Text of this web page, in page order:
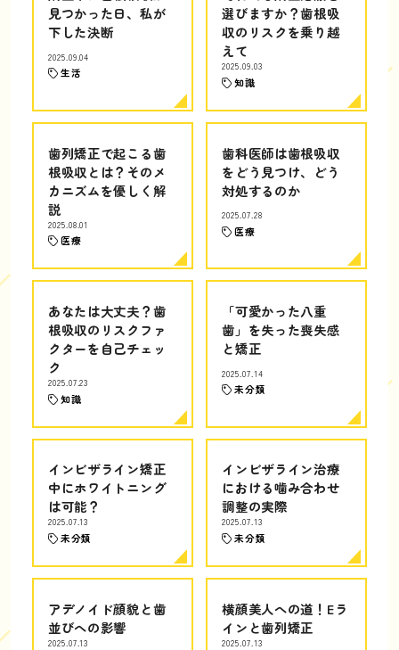
見つかった日、私が
下した決断
2025.09.04
生活
選びますか？歯根吸
収のリスクを乗り越
えて
2025.09.03
知識
歯列矯正で起こる歯
根吸収とは？そのメ
カニズムを優しく解
説
2025.08.01
医療
歯科医師は歯根吸収
をどう見つけ、どう
対処するのか
2025.07.28
医療
あなたは大丈夫？歯
根吸収のリスクファ
クターを自己チェッ
ク
2025.07.23
知識
「可愛かった八重
歯」を失った喪失感
と矯正
2025.07.14
未分類
インビザライン矯正
中にホワイトニング
は可能？
2025.07.13
未分類
インビザライン治療
における噛み合わせ
調整の実際
2025.07.13
未分類
アデノイド顔貌と歯
並びへの影響
2025.07.13
横顔美人への道！Eラ
インと歯列矯正
2025.07.13